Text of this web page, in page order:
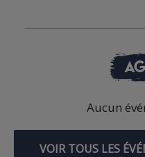
Aucun
VOIR TOUS LES